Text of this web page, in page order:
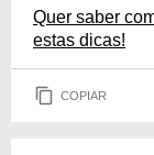
Quer saber
estas dicas!
COPIAR